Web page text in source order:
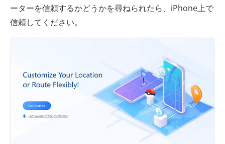
ーターを信頼するかどうかを尋ねられたら、iPhone上で
信頼してください。